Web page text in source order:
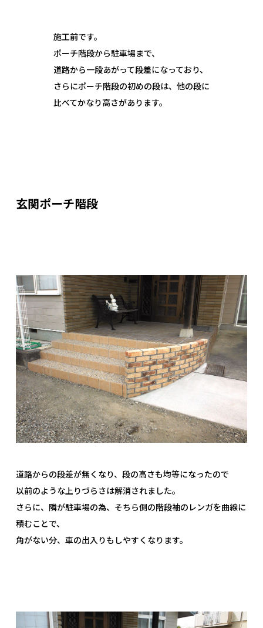
施工前です。
ポーチ階段から駐車場まで、
道路から一段あがって段差になっており、
さらにポーチ階段の初めの段は、他の段に
比べてかなり高さがあります。
玄関ポーチ階段
道路からの段差が無くなり、段の高さも均等になったので
以前のような上りづらさは解消されました。
さらに、隣が駐車場の為、そちら側の階段袖のレンガを曲線に
積むことで、
角がない分、車の出入りもしやすくなります。